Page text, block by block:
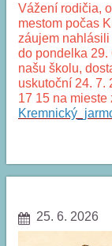
Vážení rodičia,
mestom počas
záujem
do pondelka 29.
našu školu,
uskutoční 24. 7.
17 15 na
MESTOM:
25. 6. 2026